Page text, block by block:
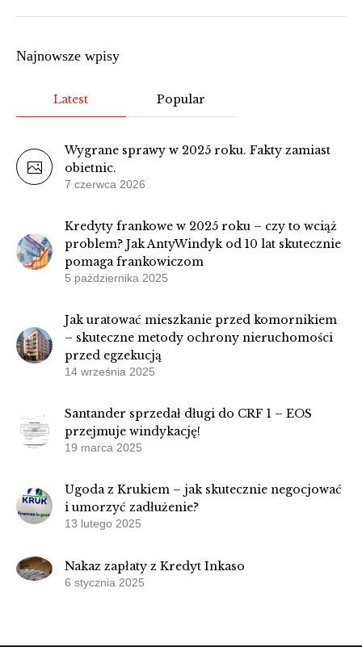
Najnowsze wpisy
Latest Popular
Wygrane sprawy w 2025 roku. Fakty zamiast
obietnic.
7 czerwca 2026
Kredyty frankowe w 2025 roku – czy to wciąż
problem? Jak AntyWindyk od 10 lat skutecznie
pomaga frankowiczom
5 października 2025
Jak uratować mieszkanie przed komornikiem
– skuteczne metody ochrony nieruchomości
przed egzekucją
14 września 2025
Santander sprzedał długi do CRF 1 – EOS
przejmuje windykację!
19 marca 2025
Ugoda z Krukiem – jak skutecznie negocjować
i umorzyć zadłużenie?
13 lutego 2025
Nakaz zapłaty z Kredyt Inkaso
6 stycznia 2025